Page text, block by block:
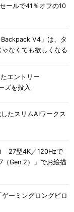
ールで41％オフの10
V4」は、タ
なくても欲しくなる
エントリー
ズを投入
たスリムAIワークス
27型4K／120Hzで
Gen 2）」でお絵描
ーミングロングピロ